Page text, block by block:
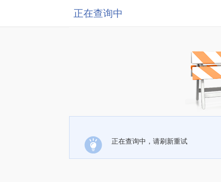
正在查询中
正在查询中，请刷新重试